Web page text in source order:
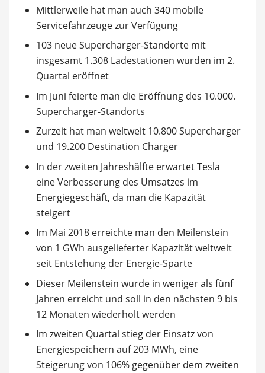
Mittlerweile hat man auch 340 mobile
Servicefahrzeuge zur Verfügung
103 neue Supercharger-Standorte mit
insgesamt 1.308 Ladestationen wurden im 2.
Quartal eröffnet
Im Juni feierte man die Eröffnung des 10.000.
Supercharger-Standorts
Zurzeit hat man weltweit 10.800 Supercharger
und 19.200 Destination Charger
In der zweiten Jahreshälfte erwartet Tesla
eine Verbesserung des Umsatzes im
Energiegeschäft, da man die Kapazität
steigert
Im Mai 2018 erreichte man den Meilenstein
von 1 GWh ausgelieferter Kapazität weltweit
seit Entstehung der Energie-Sparte
Dieser Meilenstein wurde in weniger als fünf
Jahren erreicht und soll in den nächsten 9 bis
12 Monaten wiederholt werden
Im zweiten Quartal stieg der Einsatz von
Energiespeichern auf 203 MWh, eine
Steigerung von 106% gegenüber dem zweiten